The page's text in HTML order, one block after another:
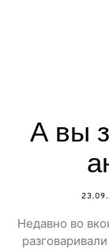
А вы
Недавно во